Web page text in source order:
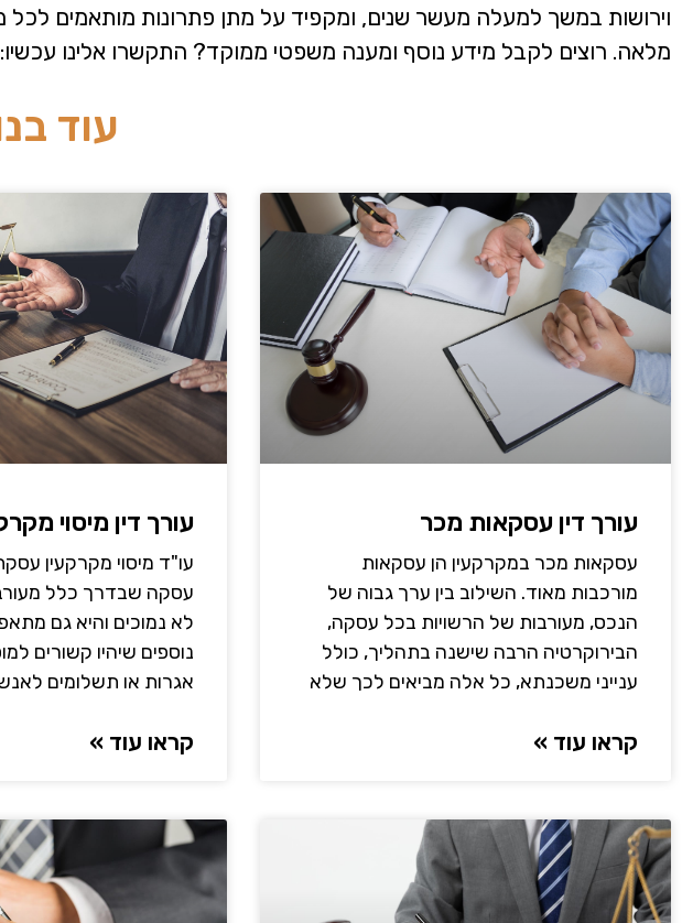
וירושות במשך למעלה מעשר שנים, ומקפיד על מתן פתרונות מותאמים
מלאה. רוצים לקבל מידע נוסף ומענה משפטי ממוקד? התקשרו אלינו עכשיו:
עוד
עורך דין עסקאות מכר
עסקאות מכר במקרקעין הן עסקאות
מורכבות מאוד. השילוב בין ערך גבוה של
הנכס, מעורבות של הרשויות בכל עסקה,
הבירוקרטיה הרבה שישנה בתהליך, כולל
ענייני משכנתא, כל אלה מביאים לכך שלא
קראו עוד »
עורך דין מיסוי
עו"ד מיסוי מקרקעין
עסקה שבדרך כלל
לא נמוכים והיא גם
נוספים שיהיו קשורים
אגרות או תשלומים
קראו עוד »